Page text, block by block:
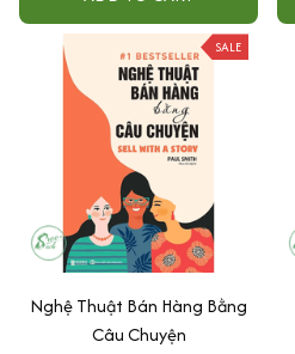
SALE
Nghệ Thuật Bán Hàng Bằng
Câu Chuyện